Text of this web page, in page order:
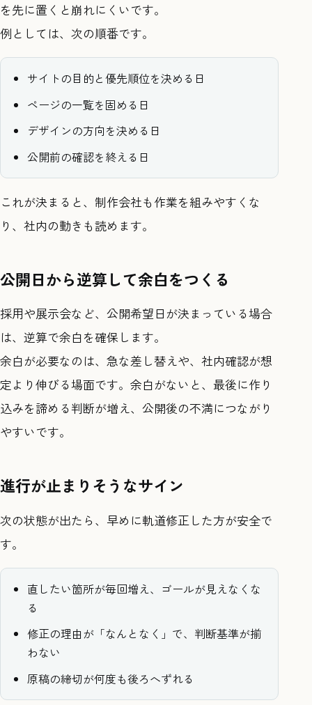
を先に置くと崩れにくいです。
例としては、次の順番です。
サイトの目的と優先順位を決める日
ページの一覧を固める日
デザインの方向を決める日
公開前の確認を終える日
これが決まると、制作会社も作業を組みやすくな
り、社内の動きも読めます。
公開日から逆算して余白をつくる
採用や展示会など、公開希望日が決まっている場合
は、逆算で余白を確保します。
余白が必要なのは、急な差し替えや、社内確認が想
定より伸びる場面です。余白がないと、最後に作り
込みを諦める判断が増え、公開後の不満につながり
やすいです。
進行が止まりそうなサイン
次の状態が出たら、早めに軌道修正した方が安全で
す。
直したい箇所が毎回増え、ゴールが見えなくな
る
修正の理由が「なんとなく」で、判断基準が揃
わない
原稿の締切が何度も後ろへずれる